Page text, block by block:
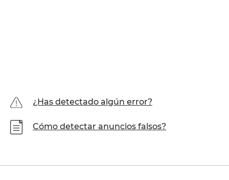
¿Has detectado algún error?
Cómo detectar anuncios falsos?